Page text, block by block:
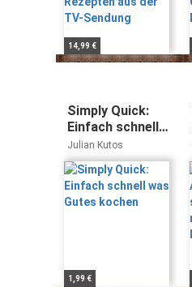
14,99 €
Simply Quick:
Einfach schnell
was Gutes
kochen
Julian Kutos
1,99 €